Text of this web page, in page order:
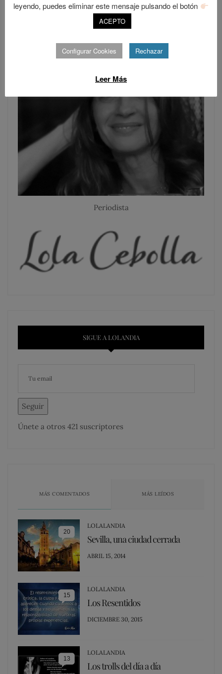
Periodista
SIGUE A LOLANDIA
Seguir
Únete a otros 421 suscriptores
MÁS COMENTADOS MÁS LEÍDOS
20
LOLALANDIA
Sevilla, una ciudad cerrada
POSTED
ABRIL 15, 2014
15
LOLALANDIA
Los Resentidos
POSTED
DICIEMBRE 30, 2015
13
LOLALANDIA
Los trolls del día a día
leyendo, puedes eliminar este mensaje pulsando el botón
ACEPTO
Configurar Cookies Rechazar
Leer Más